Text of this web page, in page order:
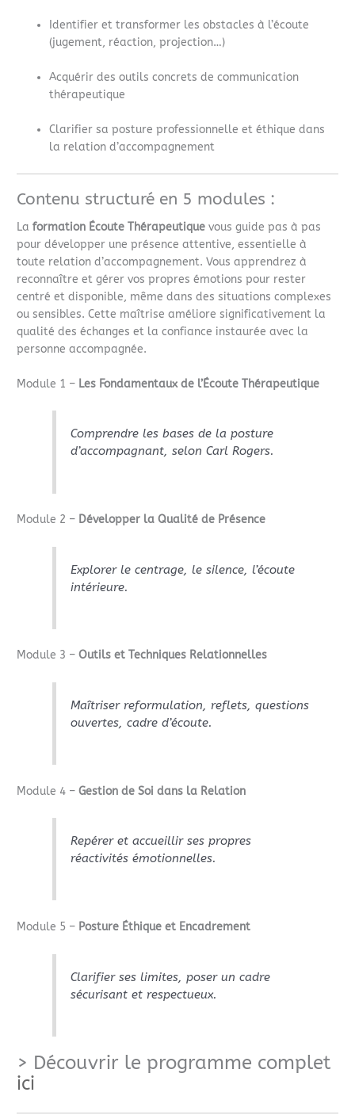
Identifier et transformer les obstacles à l’écoute
(jugement, réaction, projection…)
Acquérir des outils concrets de communication
thérapeutique
Clarifier sa posture professionnelle et éthique dans
la relation d’accompagnement
Contenu structuré en 5 modules :
Laformation Écoute Thérapeutique vous guide pas à pas
pour développer une présence attentive, essentielle à
toute relation d’accompagnement. Vous apprendrez à
reconnaître et gérer vos propres émotions pour rester
centré et disponible, même dans des situations complexes
ou sensibles. Cette maîtrise améliore significativement la
qualité des échanges et la confiance instaurée avec la
personne accompagnée.
Module 1 – Les Fondamentaux de l’Écoute Thérapeutique
Comprendre les bases de la posture
d’accompagnant, selon Carl Rogers.
Module 2 – Développer la Qualité de Présence
Explorer le centrage, le silence, l’écoute
intérieure.
Module 3 –Outils et Techniques Relationnelles
Maîtriser reformulation, reflets, questions
ouvertes, cadre d’écoute.
Module 4 –Gestion de Soi dans la Relation
Repérer et accueillir ses propres
réactivités émotionnelles.
Module 5 – Posture Éthique et Encadrement
Clarifier ses limites, poser un cadre
sécurisant et respectueux.
> Découvrir le programme complet
ici